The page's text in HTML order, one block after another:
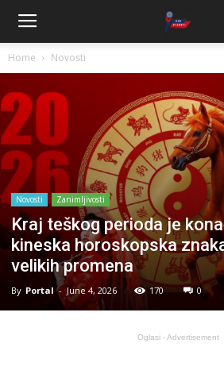
Home Novosti
Novosti Zanimljivosti
Kraj teškog perioda je
kineska horoskopska
velikih promena
By Portal - June 4, 2026 170 0
Oglasi - Advertisement